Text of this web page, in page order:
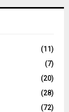
(11)
(7)
(20)
(28)
(72)